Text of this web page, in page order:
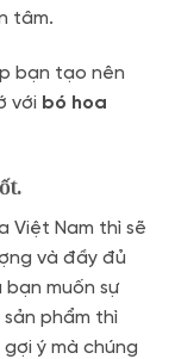
tâm.
bạn tạo nên
với bó hoa
Việt Nam thì sẽ
và đầy đủ
bạn muốn sự
phẩm thì
ý mà chúng